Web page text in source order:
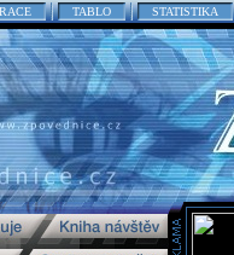
TABLO STATISTIKA